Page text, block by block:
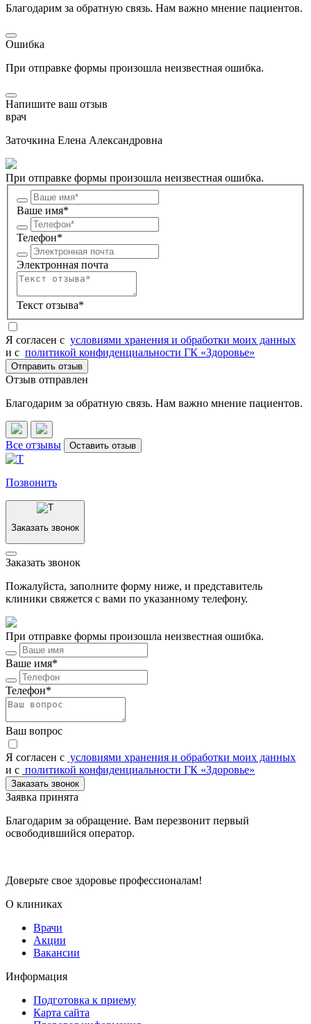
Благодарим за обратную связь. Нам важно мнение пациентов.
Ошибка
При отправке формы произошла неизвестная ошибка.
Напишите ваш отзыв
врач
Заточкина Елена Александровна
При отправке формы произошла неизвестная ошибка.
Ваше имя*
Телефон*
Электронная почта
Текст отзыва*
Я согласен c условиями хранения и обработки моих данных
и с политикой конфиденциальности ГК «Здоровье»
Отправить отзыв
Отзыв отправлен
Благодарим за обратную связь. Нам важно мнение пациентов.
Все отзывы Оставить отзыв
Позвонить
Заказать звонок
Заказать звонок
Пожалуйста, заполните форму ниже, и представитель
клиники свяжется с вами по указанному телефону.
При отправке формы произошла неизвестная ошибка.
Ваше имя*
Телефон*
Ваш вопрос
Я согласен c условиями хранения и обработки моих данных
и с политикой конфиденциальности ГК «Здоровье»
Заказать звонок
Заявка принята
Благодарим за обращение. Вам перезвонит первый
освободившийся оператор.
Доверьте свое здоровье профессионалам!
О клиниках
Врачи
Акции
Вакансии
Информация
Подготовка к приему
Карта сайта